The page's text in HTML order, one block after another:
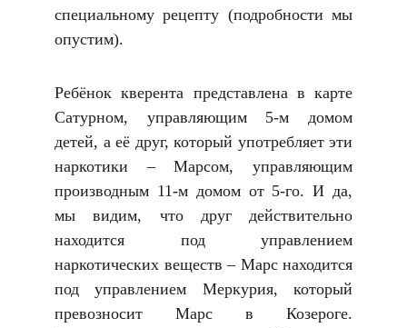
специальному рецепту (подробности мы
опустим).
Ребёнок кверента представлена в карте
Сатурном, управляющим 5-м домом
детей, а её друг, который употребляет эти
наркотики – Марсом, управляющим
производным 11-м домом от 5-го. И да,
мы видим, что друг действительно
находится под управлением
наркотических веществ – Марс находится
под управлением Меркурия, который
превозносит Марс в Козероге.